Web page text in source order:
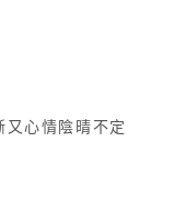
又心情陰晴不定